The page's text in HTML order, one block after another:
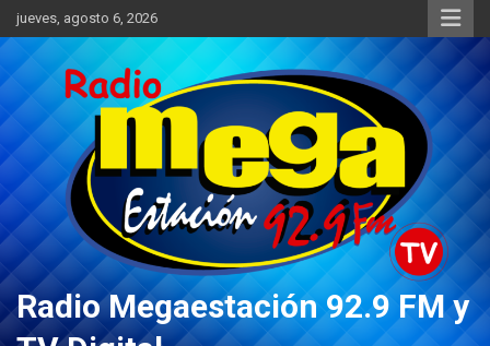
Saltar
al
contenido
jueves, agosto 6, 2026
Radio Megaestación 92.9 FM y